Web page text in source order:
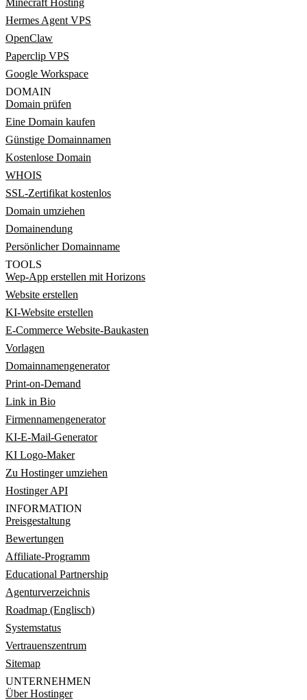
Minecraft Hosting
Hermes Agent VPS
OpenClaw
Paperclip VPS
Google Workspace
DOMAIN
Domain prüfen
Eine Domain kaufen
Günstige Domainnamen
Kostenlose Domain
WHOIS
SSL-Zertifikat kostenlos
Domain umziehen
Domainendung
Persönlicher Domainname
TOOLS
Wep-App erstellen mit Horizons
Website erstellen
KI-Website erstellen
E-Commerce Website-Baukasten
Vorlagen
Domainnamengenerator
Print-on-Demand
Link in Bio
Firmennamengenerator
KI-E-Mail-Generator
KI Logo-Maker
Zu Hostinger umziehen
Hostinger API
INFORMATION
Preisgestaltung
Bewertungen
Affiliate-Programm
Educational Partnership
Agenturverzeichnis
Roadmap (Englisch)
Systemstatus
Vertrauenszentrum
Sitemap
UNTERNEHMEN
Über Hostinger